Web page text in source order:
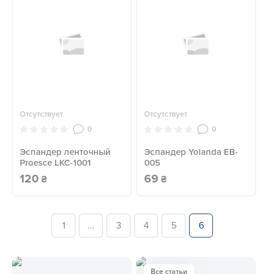
Отсутствует
0
Эспандер ленточный
Proesce LKC-1001
120 ₴
Отсутствует
0
Эспандер Yolanda EB-
005
69 ₴
1 ... 3 4 5 6
Все статьи